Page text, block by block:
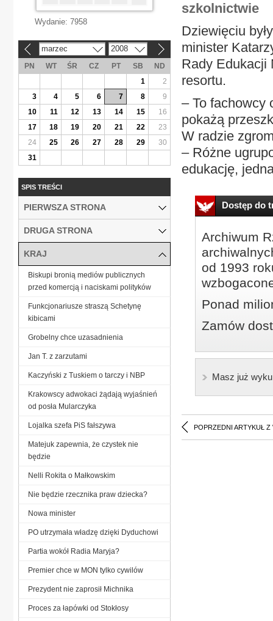
szkolnictwie
Dziewięciu
minister
Rady Edukacji
resortu.
– To fachowcy
pokażą
W radzie
– Różne
edukację,
Dostęp do
Archiwum
od 1993
Ponad
Zamów
Masz już
POPRZEDNI ARTYKUŁ Z
Wydanie: 7958
marzec 2008
PN WT ŚR CZ PT SB
ND
1
2
3
4 5 6 7 8
9
10
11 12 13 14 15
16
17
18 19 20 21 22
23
24
25 26 27 28 29
30
31
SPIS TREŚCI
PIERWSZA STRONA
DRUGA STRONA
KRAJ
Biskupi bronią mediów publicznych
przed komercją i naciskami polityków
Funkcjonariusze straszą Schetynę
kibicami
Grobelny chce uzasadnienia
Jan T. z zarzutami
Kaczyński z Tuskiem o tarczy i NBP
Krakowscy adwokaci żądają wyjaśnień
od posła Mularczyka
Lojalka szefa PiS fałszywa
Matejuk zapewnia, że czystek nie
będzie
Nelli Rokita o Małkowskim
Nie będzie rzecznika praw dziecka?
Nowa minister
PO utrzymała władzę dzięki Dyduchowi
Partia wokół Radia Maryja?
Premier chce w MON tylko cywilów
Prezydent nie zaprosił Michnika
Proces za łapówki od Stokłosy